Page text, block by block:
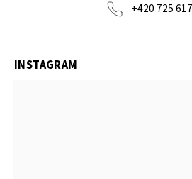
+420 725
INSTAGRAM